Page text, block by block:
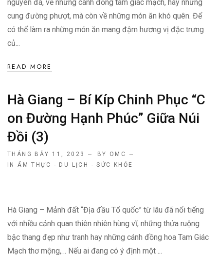
nguyên đá, về những cánh đồng tam giác mạch, hay những
cung đường phượt, mà còn về những món ăn khó quên. Để
có thể làm ra những món ăn mang đậm hương vị đặc trưng
củ...
READ MORE
Hà Giang – Bí Kíp Chinh Phục “C
On Đường Hạnh Phúc” Giữa Núi
Đồi (3)
THÁNG BẢY 11, 2023
BY OMC
INẨM THỰC - DU LỊCH - SỨC KHỎE
Hà Giang – Mảnh đất “Địa đầu Tổ quốc” từ lâu đã nổi tiếng
với nhiều cảnh quan thiên nhiên hùng vĩ, những thửa ruộng
bậc thang đẹp như tranh hay những cánh đồng hoa Tam Giác
Mạch thơ mộng,… Nếu ai đang có ý định một ...